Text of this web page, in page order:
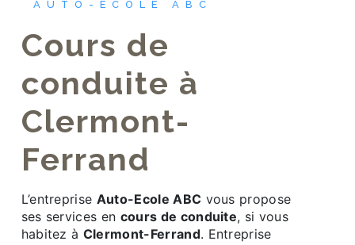
AUTO-ECOLE ABC
cours de
conduite à
Clermont-
Ferrand
L’entreprise Auto-Ecole ABC vous propose
ses services en cours de conduite, si vous
habitez à Clermont-Ferrand. Entreprise